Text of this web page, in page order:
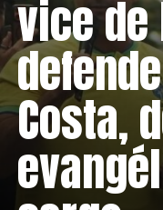
CARRINHO
EDITORIAL
ENTREVISTAS
FINALIZAR COMPRA
vice de
Costa,